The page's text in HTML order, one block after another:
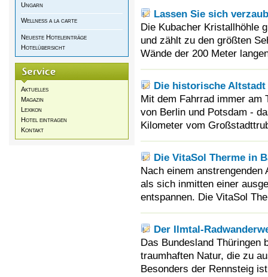
Ungarn
Wellness a la carte
Neueste Hoteleinträge
Hotelübersicht
Aktuelles
Magazin
Lexikon
Hotel eintragen
Kontakt
Lassen Sie sich
Die Kubacher Kristallhöhle
und zählt zu den größten
Wände der 200 Meter
Die historische
Mit dem Fahrrad immer am
von Berlin und Potsdam -
Kilometer vom
Die VitaSol Therme in
Nach einem
als sich inmitten einer
entspannen. Die VitaSol
Der Ilmtal-
Das Bundesland Thüringen
traumhaften Natur, die zu
Besonders der Rennsteig